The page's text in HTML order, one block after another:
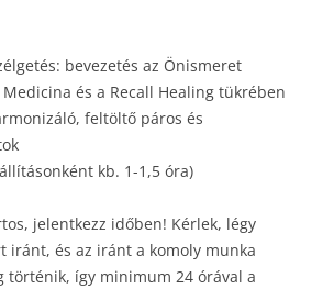
bevezetés az Önismeret
és a Recall Healing tükrében
feltöltő páros és
kb. 1-1,5 óra)
jelentkezz időben! Kérlek, légy
iránt, és az iránt a komoly munka
így minimum 24 órával a